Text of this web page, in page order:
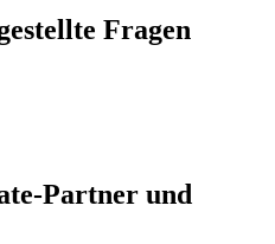
Fragen
Partner und